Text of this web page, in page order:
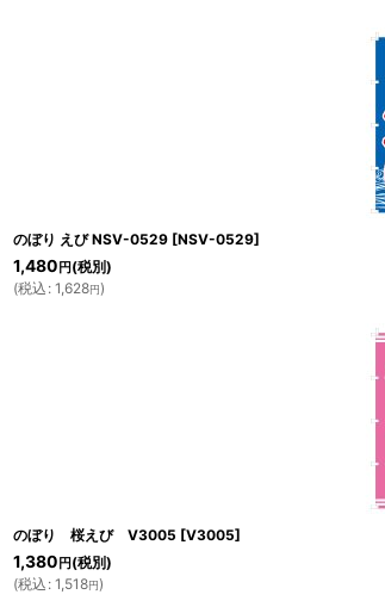
のぼり えび NSV-0529 [NSV-0529]
1,480 円 (税別)
(税込 : 1,628円)
のぼり 桜えび V3005 [V3005]
1,380 円 (税別)
(税込 : 1,518円)